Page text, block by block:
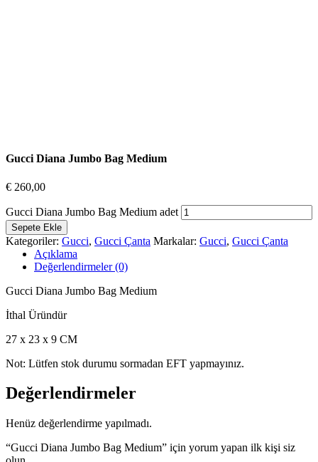
Gucci Diana Jumbo Bag Medium
€ 260,00
Gucci Diana Jumbo Bag Medium adet
Sepete Ekle
Kategoriler: Gucci, Gucci Çanta Markalar: Gucci, Gucci Çanta
Açıklama
Değerlendirmeler (0)
Gucci Diana Jumbo Bag Medium
İthal Üründür
27 x 23 x 9 CM
Not: Lütfen stok durumu sormadan EFT yapmayınız.
Değerlendirmeler
Henüz değerlendirme yapılmadı.
“Gucci Diana Jumbo Bag Medium” için yorum yapan ilk kişi siz